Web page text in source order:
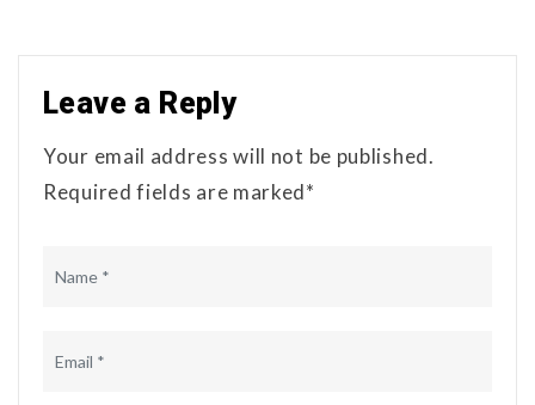
Leave a Reply
Your email address will not be published.
Required fields are marked*